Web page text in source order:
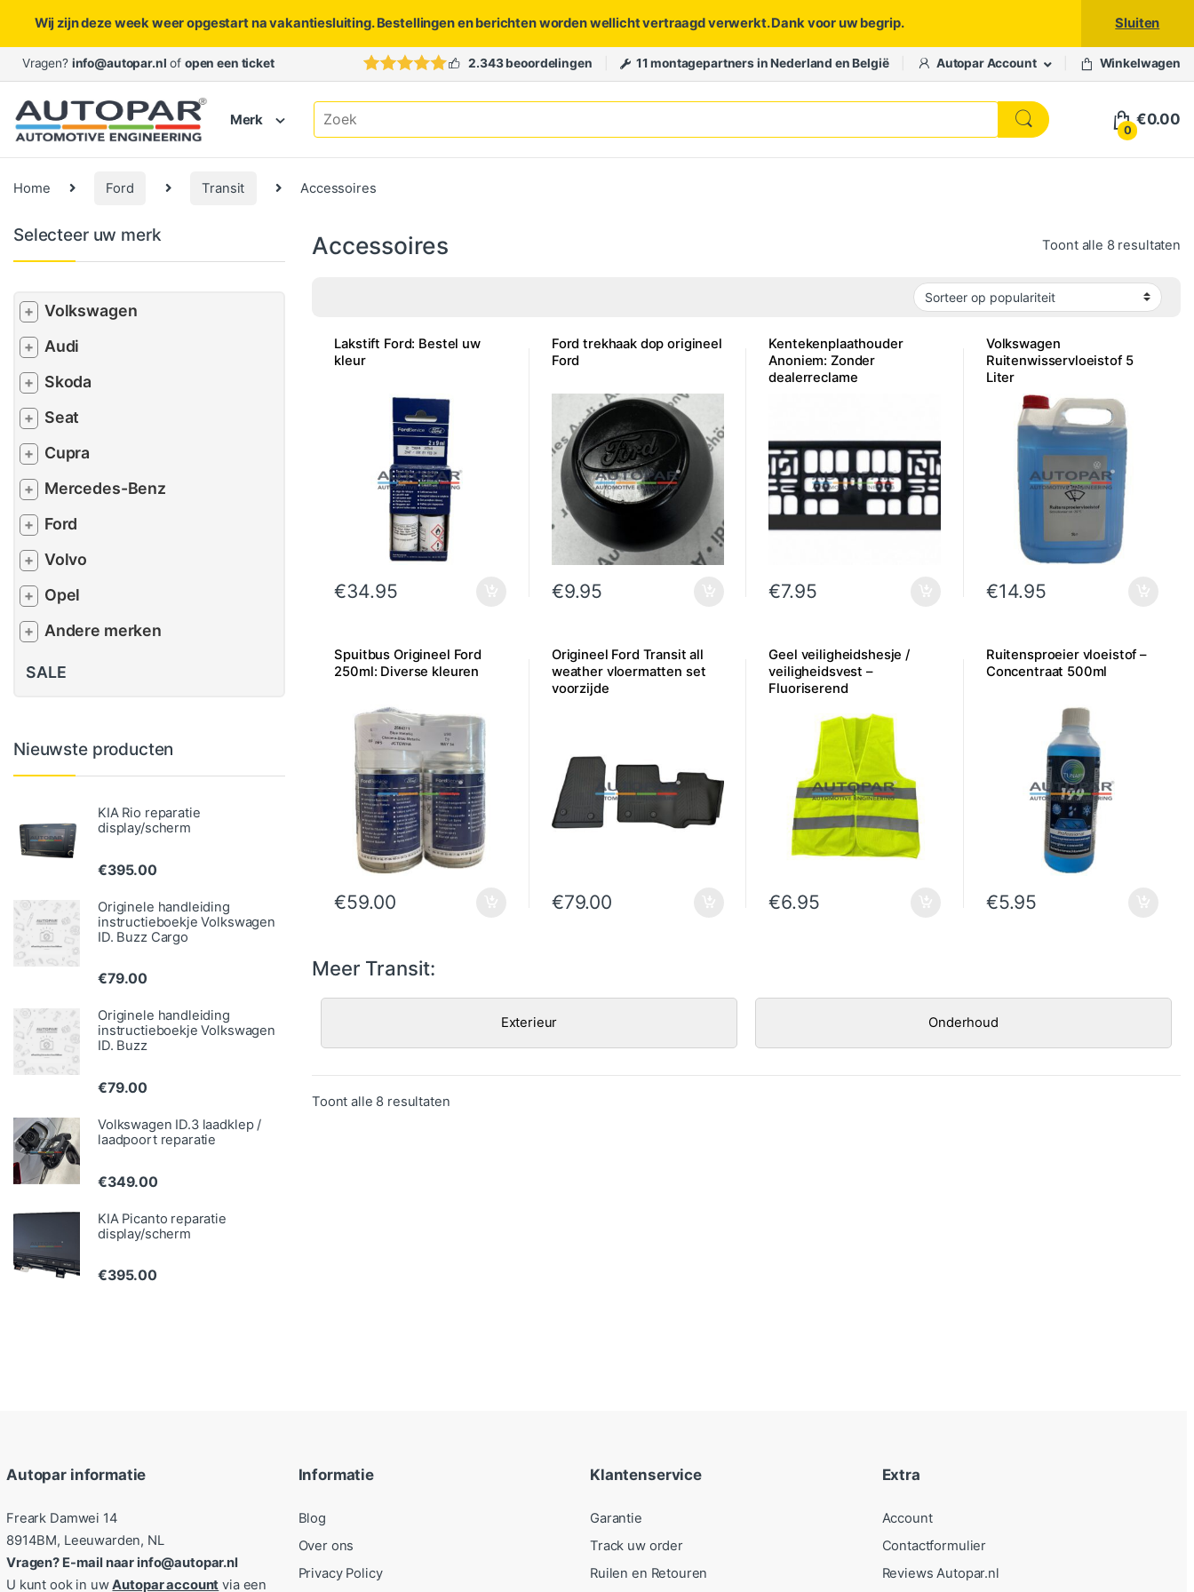
Wij zijn deze week weer opgestart na vakantiesluiting. Bestellingen en berichten worden wellicht vertraagd verwerkt. Dank voor uw begrip. Sluiten
Skip to navigation
Skip to content
Vragen? info@autopar.nl of open een ticket 2.343 beoordelingen 11 montagepartners in Nederland en België Autopar Account Winkelwagen
Merk
Search for:
0
€0.00
Home Ford Transit Accessoires
Accessoires Toont alle 8 resultaten
Lakstift Ford: Bestel uw
kleur
€34.95
Ford trekhaak dop origineel
Ford
€9.95
Kentekenplaathouder
Anoniem: Zonder
dealerreclame
€7.95
Volkswagen
Ruitenwisservloeistof 5
Liter
€14.95
Spuitbus Origineel Ford
250ml: Diverse kleuren
€59.00
Origineel Ford Transit all
weather vloermatten set
voorzijde
€79.00
Geel veiligheidshesje /
veiligheidsvest –
Fluoriserend
€6.95
Ruitensproeier vloeistof –
Concentraat 500ml
€5.95
Meer Transit:
Exterieur Onderhoud
Toont alle 8 resultatenGesorteerd op populariteit
Selecteer uw merk
+ Volkswagen
+ Audi
+ Skoda
+ Seat
+ Cupra
+ Mercedes-Benz
+ Ford
+ Volvo
+ Opel
+ Andere merken
SALE
Nieuwste producten
KIA Rio reparatie
display/scherm
€395.00
Originele handleiding
instructieboekje Volkswagen
ID. Buzz Cargo
€79.00
Originele handleiding
instructieboekje Volkswagen
ID. Buzz
€79.00
Volkswagen ID.3 laadklep /
laadpoort reparatie
€349.00
KIA Picanto reparatie
display/scherm
€395.00
Autopar informatie
Freark Damwei 14
8914BM, Leeuwarden, NL
Vragen? E-mail naar info@autopar.nl
U kunt ook in uwAutopar account via een
Informatie
Blog
Over ons
Privacy Policy
Klantenservice
Garantie
Track uw order
Ruilen en Retouren
Extra
Account
Contactformulier
Reviews Autopar.nl